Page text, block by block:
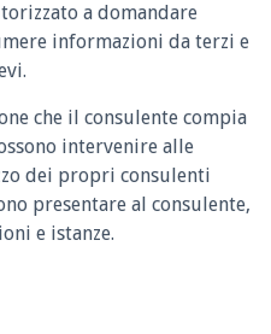
a domandare
informazioni da terzi e
che il consulente compia
intervenire alle
dei propri consulenti
presentare al consulente,
e istanze.